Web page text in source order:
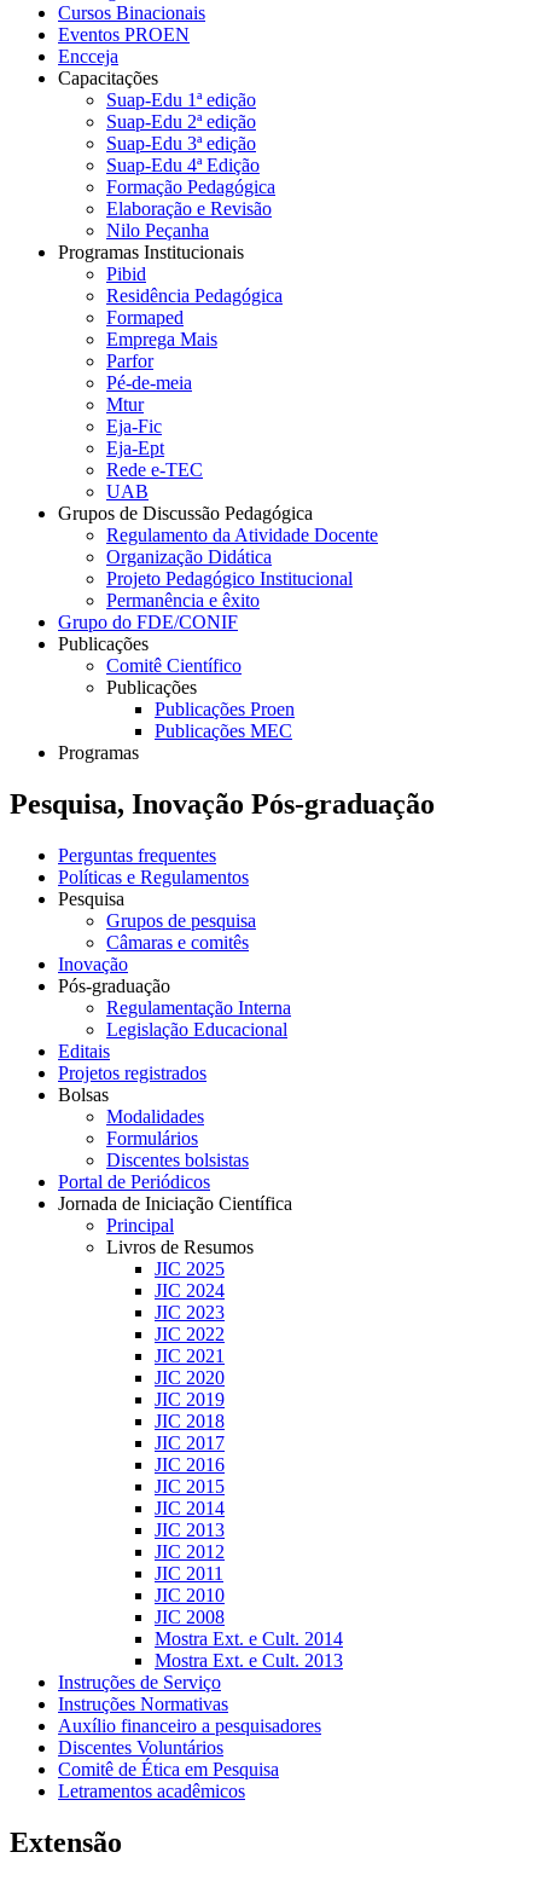
Cursos Binacionais
Eventos PROEN
Encceja
Capacitações
Suap-Edu 1ª edição
Suap-Edu 2ª edição
Suap-Edu 3ª edição
Suap-Edu 4ª Edição
Formação Pedagógica
Elaboração e Revisão
Nilo Peçanha
Programas Institucionais
Pibid
Residência Pedagógica
Formaped
Emprega Mais
Parfor
Pé-de-meia
Mtur
Eja-Fic
Eja-Ept
Rede e-TEC
UAB
Grupos de Discussão Pedagógica
Regulamento da Atividade Docente
Organização Didática
Projeto Pedagógico Institucional
Permanência e êxito
Grupo do FDE/CONIF
Publicações
Comitê Científico
Publicações
Publicações Proen
Publicações MEC
Programas
Pesquisa, Inovação Pós-graduação
Perguntas frequentes
Políticas e Regulamentos
Pesquisa
Grupos de pesquisa
Câmaras e comitês
Inovação
Pós-graduação
Regulamentação Interna
Legislação Educacional
Editais
Projetos registrados
Bolsas
Modalidades
Formulários
Discentes bolsistas
Portal de Periódicos
Jornada de Iniciação Científica
Principal
Livros de Resumos
JIC 2025
JIC 2024
JIC 2023
JIC 2022
JIC 2021
JIC 2020
JIC 2019
JIC 2018
JIC 2017
JIC 2016
JIC 2015
JIC 2014
JIC 2013
JIC 2012
JIC 2011
JIC 2010
JIC 2008
Mostra Ext. e Cult. 2014
Mostra Ext. e Cult. 2013
Instruções de Serviço
Instruções Normativas
Auxílio financeiro a pesquisadores
Discentes Voluntários
Comitê de Ética em Pesquisa
Letramentos acadêmicos
Extensão